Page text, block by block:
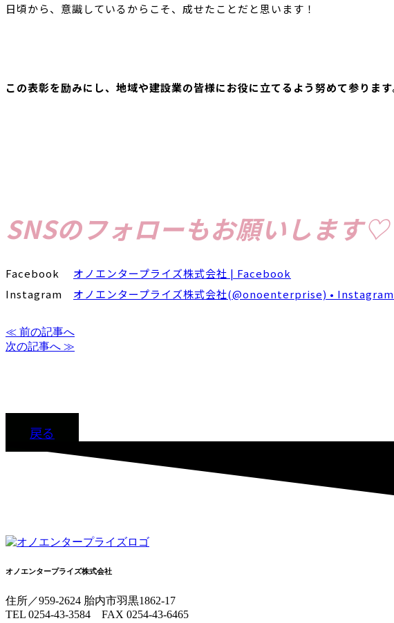
日頃から、意識しているからこそ、成せたことだと思います！
この表彰を励みにし、地域や建設業の皆様にお役に立てるよう努めて参ります
SNSのフォローもお願いします♡
Facebook オノエンタープライズ株式会社 | Facebook
Instagram オノエンタープライズ株式会社(@onoenterprise) •
≪ 前の記事へ
次の記事へ ≫
戻る
オノエンタープライズ株式会社
住所／959-2624 胎内市羽黒1862-17
TEL 0254-43-3584 FAX 0254-43-6465